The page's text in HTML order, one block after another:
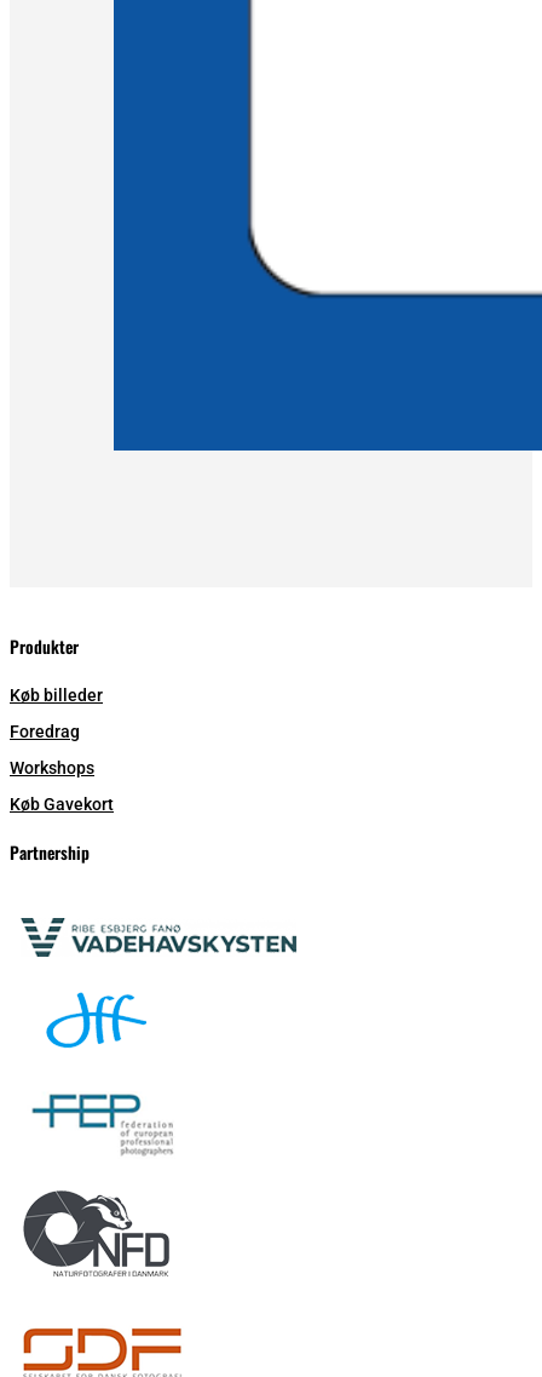
Produkter
Køb billeder
Foredrag
Workshops
Køb Gavekort
Partnership